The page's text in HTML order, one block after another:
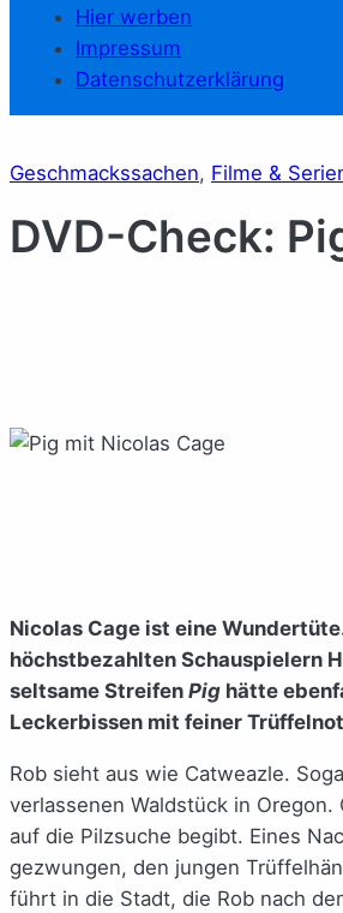
Hier werben
Impressum
Datenschutzerklärung
Geschmackssachen, Filme &
DVD-Check:
Nicolas Cage ist eine
höchstbezahlten Schauspielern
seltsame Streifen Pig hätte
Leckerbissen mit feiner
Rob sieht aus wie Catweazle.
verlassenen Waldstück in
auf die Pilzsuche begibt. Eines
gezwungen, den jungen
führt in die Stadt, die Rob nach